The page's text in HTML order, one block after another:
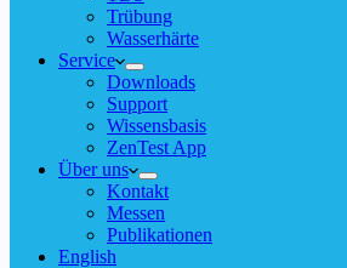
Trübung
Wasserhärte
Service
Downloads
Support
Wissensbasis
ZenTest App
Über uns
Kontakt
Messen
Publikationen
English